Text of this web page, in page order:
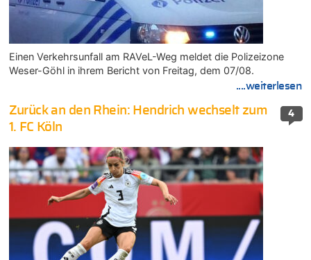
Einen Verkehrsunfall am RAVeL-Weg meldet die Polizeizone
Weser-Göhl in ihrem Bericht von Freitag, dem 07/08.
....weiterlesen
4
Zurück an den Rhein: Hendrich wechselt zum
1. FC Köln